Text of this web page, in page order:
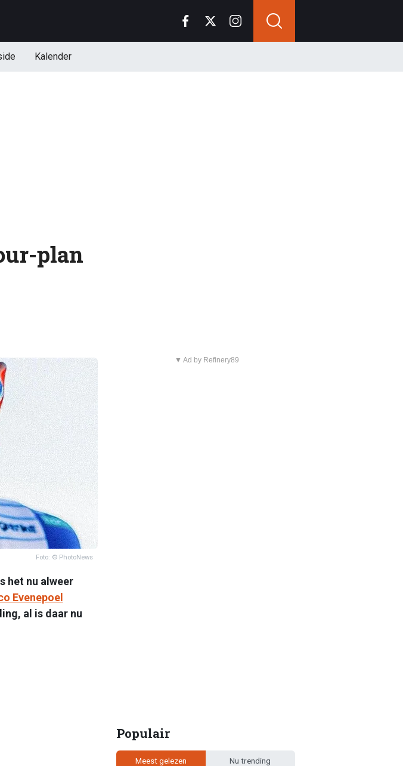
Kalender
plan
Foto: © PhotoNews
het nu alweer
Evenepoel
al is daar nu
▼ Ad by Refinery89
Populair
Meest gelezen Nu trending